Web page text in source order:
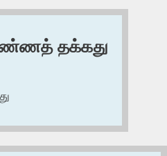
தக்கது